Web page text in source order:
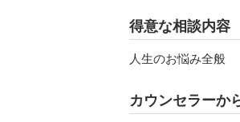
得意な相談内容
人生のお悩み全般
カウンセラーか